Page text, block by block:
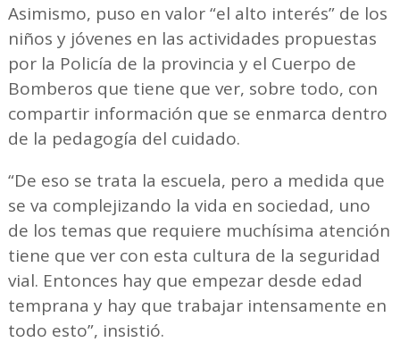
Asimismo, puso en valor “el alto interés” de los
niños y jóvenes en las actividades propuestas
por la Policía de la provincia y el Cuerpo de
Bomberos que tiene que ver, sobre todo, con
compartir información que se enmarca dentro
de la pedagogía del cuidado.
“De eso se trata la escuela, pero a medida que
se va complejizando la vida en sociedad, uno
de los temas que requiere muchísima atención
tiene que ver con esta cultura de la seguridad
vial. Entonces hay que empezar desde edad
temprana y hay que trabajar intensamente en
todo esto”, insistió.